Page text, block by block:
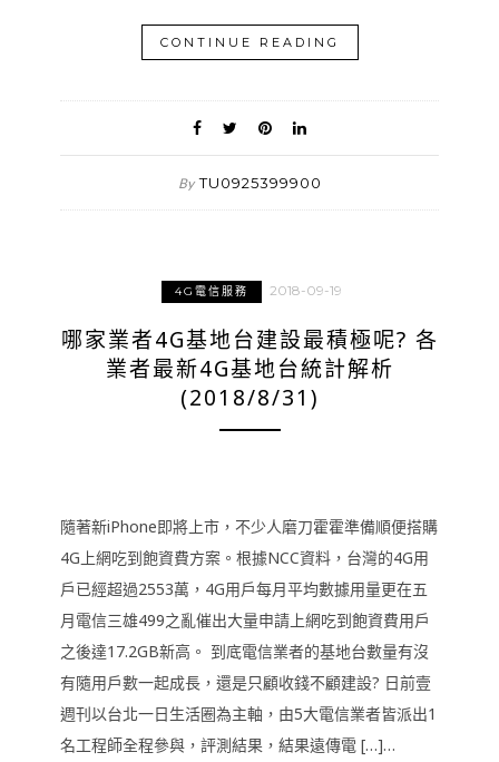
CONTINUE READING
By TU0925399900
4G電信服務 2018-09-19
哪家業者4G基地台建設最積極呢? 各
業者最新4G基地台統計解析
(2018/8/31)
隨著新iPhone即將上市，不少人磨刀霍霍準備順便搭購
4G上網吃到飽資費方案。根據NCC資料，台灣的4G用
戶已經超過2553萬，4G用戶每月平均數據用量更在五
月電信三雄499之亂催出大量申請上網吃到飽資費用戶
之後達17.2GB新高。 到底電信業者的基地台數量有沒
有隨用戶數一起成長，還是只顧收錢不顧建設? 日前壹
週刊以台北一日生活圈為主軸，由5大電信業者皆派出1
名工程師全程參與，評測結果，結果遠傳電 […]…